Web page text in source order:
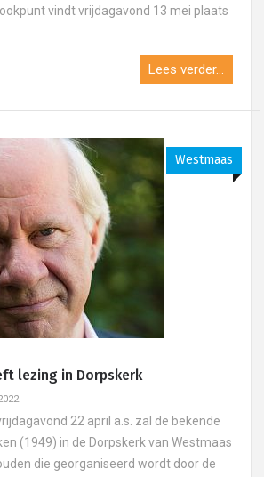
vindt vrijdagavond 13 mei plaats
Lees verder...
Westmaas
lezing in Dorpskerk
22 april a.s. zal de bekende
(1949) in de Dorpskerk van Westmaas
die georganiseerd wordt door de